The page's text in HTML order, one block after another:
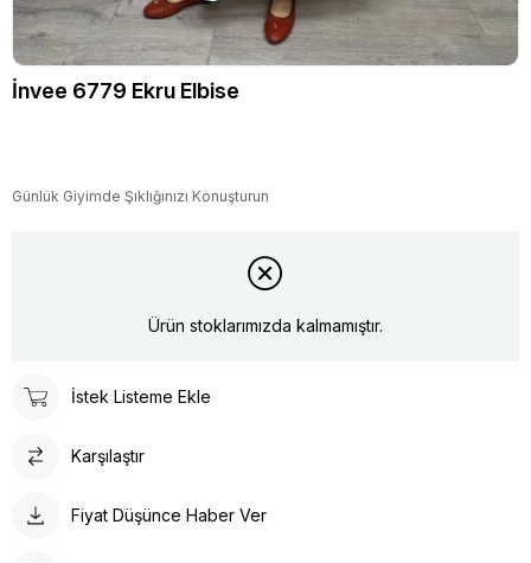
İnvee 6779 Ekru Elbise
Günlük Giyimde Şıklığınızı Konuşturun
Ürün stoklarımızda kalmamıştır.
İstek Listeme Ekle
Karşılaştır
Fiyat Düşünce Haber Ver